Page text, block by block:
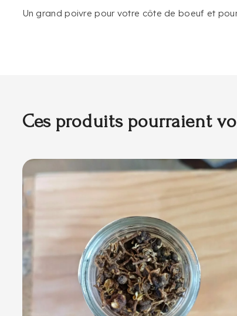
Un grand poivre pour votre côte de boeuf et
Ces produits pourraient